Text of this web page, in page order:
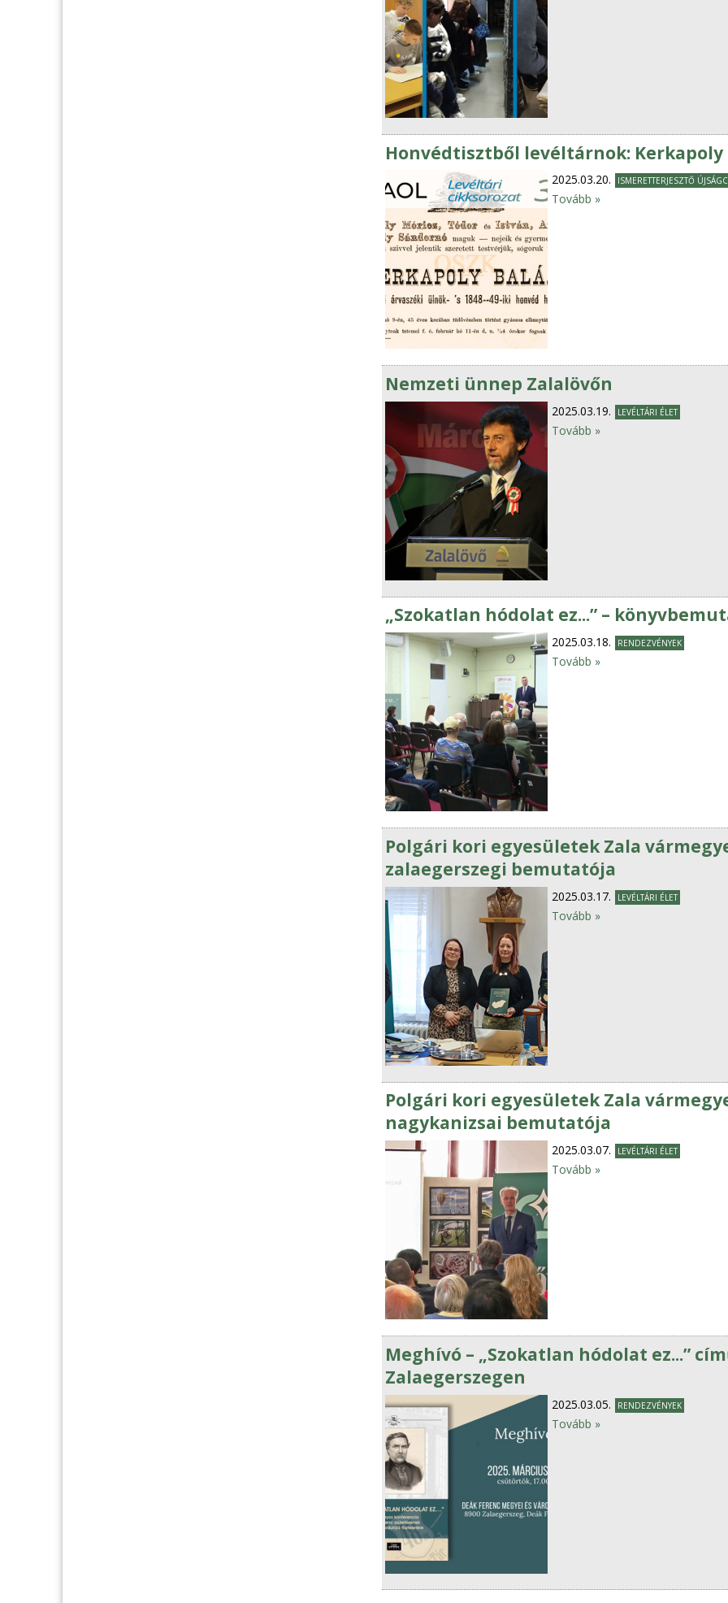
Honvédtisztből levéltárnok:
2025.03.20. ISMERETTERJESZTŐ
Tovább »
Nemzeti ünnep Zalalövőn
2025.03.19. LEVÉLTÁRI ÉLET
Tovább »
„Szokatlan hódolat ez...” –
2025.03.18. RENDEZVÉNYEK
Tovább »
Polgári kori egyesületek Zala
zalaegerszegi bemutatója
2025.03.17. LEVÉLTÁRI ÉLET
Tovább »
Polgári kori egyesületek Zala
nagykanizsai bemutatója
2025.03.07. LEVÉLTÁRI ÉLET
Tovább »
Meghívó – „Szokatlan hódolat ez...”
Zalaegerszegen
2025.03.05. RENDEZVÉNYEK
Tovább »